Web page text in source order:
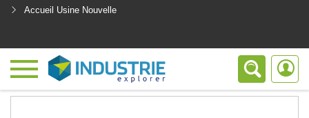
Accueil Usine Nouvelle